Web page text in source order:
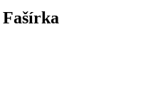
Fašírka